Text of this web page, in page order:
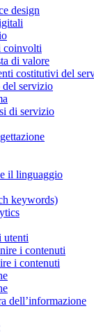
design
coinvolti
di valore
costitutivi del
servizio
di servizio
il linguaggio
keywords)
utenti
i contenuti
i contenuti
dell’informazione